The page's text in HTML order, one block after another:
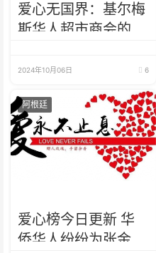
爱心无国界：基尔梅
斯华人超市商会的慷
当
2024年10月06日 6
阿根廷
爱心榜今日更新 华
侨华人纷纷为张金鑫